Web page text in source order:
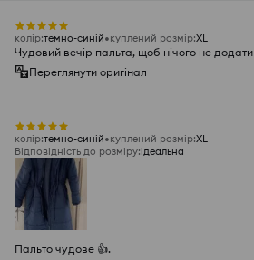
колір:темно-синій куплений розмір:XL
Чудовий вечір пальта, щоб нічого не додати
Переглянути оригінал
колір:темно-синій куплений розмір:XL
Відповідність до розміру:ідеальна
Пальто чудове 👍️.